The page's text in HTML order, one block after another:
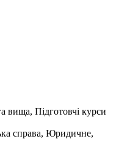
вища, Підготовчі курси
справа, Юридичне,